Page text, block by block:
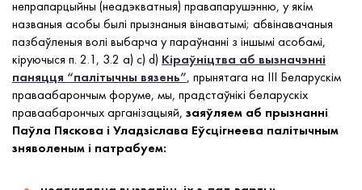
непрапарцыйны (неадэкватныя) правапарушэнню, у якім
названыя асобы былі прызнаныя вінаватымі; абвінавачаныя
пазбаўленыя волі выбарча у параўнанні з іншымі асобамі,
кіруючыся п. 2.1, 3.2 а) с) d) Кіраўніцтва аб вызначэнні
паняцця “палітычны вязень”, прынятага на III Беларускім
праваабарончым форуме, мы, прадстаўнікі беларускіх
праваабарончых арганізацыяй, заяўляем аб прызнанні
Паўла Пяскова і Уладзіслава Еўсцігнеева палітычным
зняволеным і патрабуем: